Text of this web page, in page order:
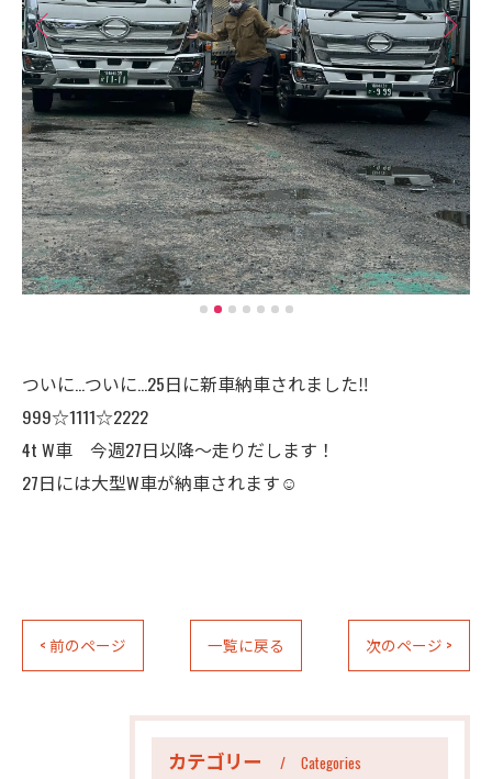
ついに…ついに…25日に新車納車されました‼️
999☆1111☆2222
4t W車 今週27日以降〜走りだします！
27日には大型W車が納車されます☺️
< 前のページ 一覧に戻る 次のページ >
カテゴリー Categories